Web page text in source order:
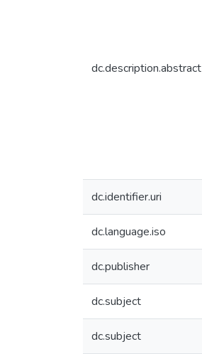
dc.description.abstract
dc.identifier.uri
dc.language.iso
dc.publisher
dc.subject
dc.subject